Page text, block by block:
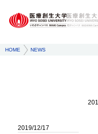
HOME NEWS
2019/12/17